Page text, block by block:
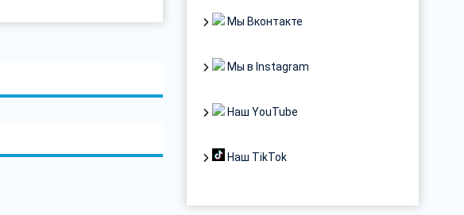
Мы Вконтакте
Мы в Instagram
Наш YouTube
Наш TikTok